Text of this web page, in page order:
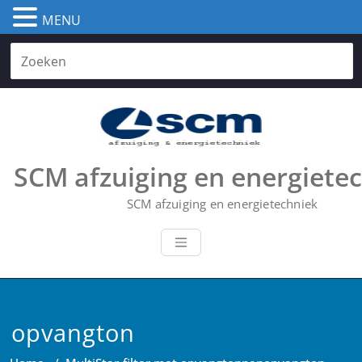
Skip
content
SCM afzuiging en
SCM afzuiging en energietechniek
opvangton
MENU